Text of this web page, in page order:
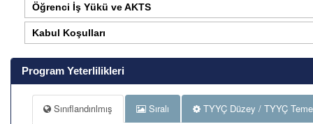
Öğrenci İş Yükü ve AKTS
Kabul Koşulları
Program Yeterlilikleri
Sınıflandırılmış Sıralı TYYÇ Düzey / TYYÇ